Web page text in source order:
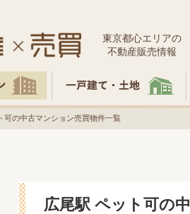
東京都⼼エリアの
不動産販売情報
可の中古マンション売買物件一覧
広尾駅 ペット可の